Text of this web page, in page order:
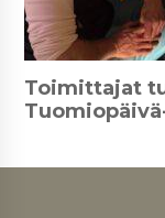
Toimittajat